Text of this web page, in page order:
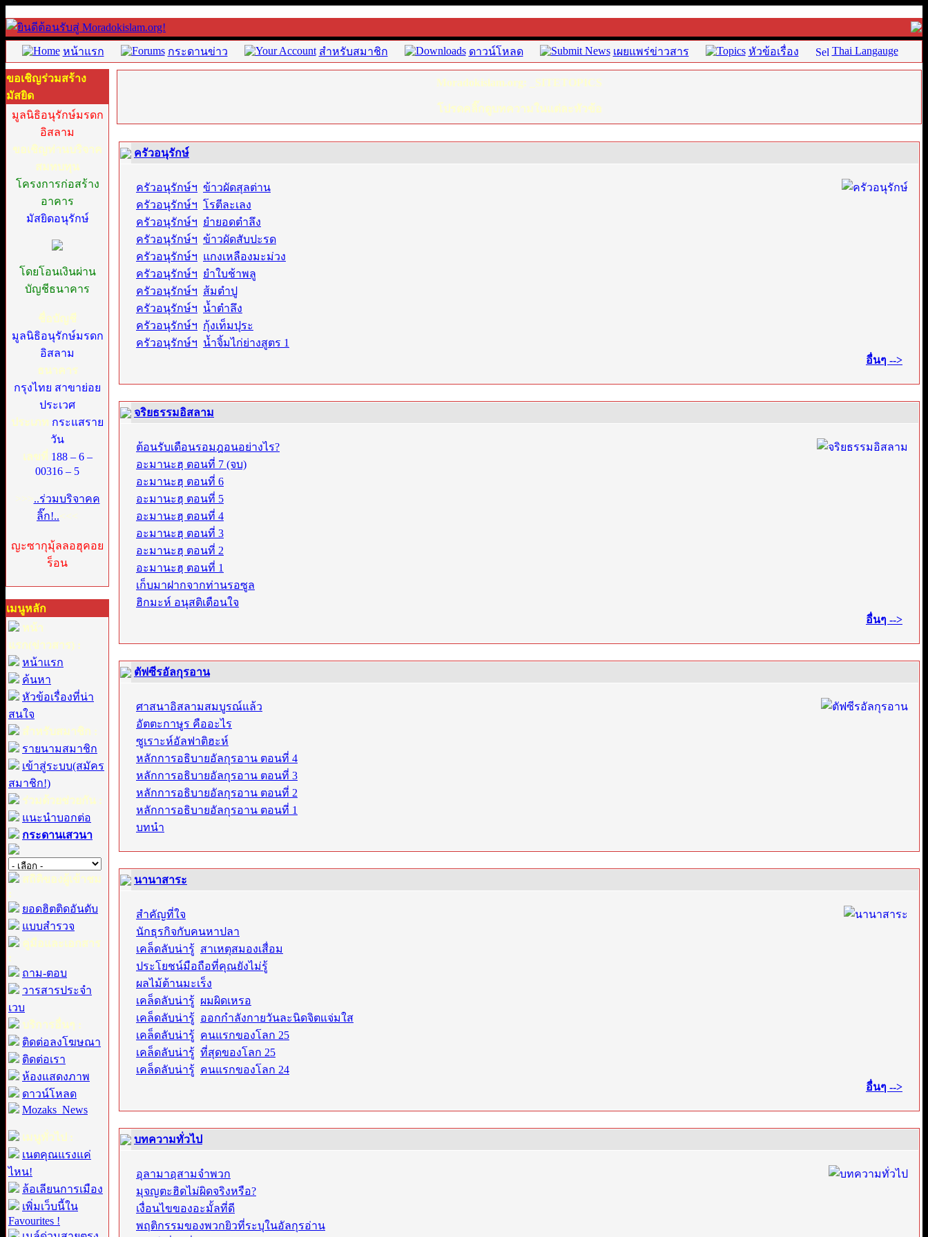
หน้าแรก กระดานข่าว สำหรับสมาชิก ดาวน์โหลด เผยแพร่ข่าวสาร หัวข้อเรื่อง Thai Langauge
ขอเชิญร่วมสร้าง
มัสยิด
มูลนิธิอนุรักษ์มรดก
อิสลาม
ขอเชิญท่านบริจาค
สมทบทุน
โครงการก่อสร้าง
อาคาร
มัสยิดอนุรักษ์
โดยโอนเงินผ่าน
บัญชีธนาคาร
ชื่อบัญชี
มูลนิธิอนุรักษ์มรดก
อิสลาม
ธนาคาร
กรุงไทย สาขาย่อย
ประเวศ
ประเภท กระแสราย
วัน
เลขที่ 188 – 6 –
00316 – 5
>>>..ร่วมบริจาคค
ลิ๊ก!..<<<
ญะซากุมุ้ลลอฮุคอย
ร็อน
เมนูหลัก
หน้า
แรก(ข่าวสาร) :
หน้าแรก
ค้นหา
หัวข้อเรื่องที่น่า
สนใจ
สำหรับสมาชิก :
รายนามสมาชิก
เข้าสู่ระบบ(สมัคร
สมาชิก!)
ร่วมด้วยช่วยกัน :
แนะนำบอกต่อ
กระดานเสวนา
สถิติของผู้เข้าชม
:
ยอดฮิตติดอันดับ
แบบสำรวจ
คู่มือและเอกสาร
:
ถาม-ตอบ
วารสารประจำ
เวบ
บริการอื่นๆ :
ติดต่อลงโฆษณา
ติดต่อเรา
ห้องแสดงภาพ
ดาวน์โหลด
Mozaks_News
เมนูทั่วไป :
เนตคุณแรงแค่
ไหน!
ล้อเลียนการเมือง
เพิ่มเว็บนี้ใน
Favourites !
Moradokislam.org: _SITETOPICS
โปรดคลิ๊กดูบทความในแต่ละหัวข้อ
ครัวอนุรักษ์
ครัวอนุรักษ์ฯ: ข้าวผัดสุลต่าน
ครัวอนุรักษ์ฯ: โรตีละเลง
ครัวอนุรักษ์ฯ: ยำยอดตำลึง
ครัวอนุรักษ์ฯ: ข้าวผัดสับปะรด
ครัวอนุรักษ์ฯ: แกงเหลืองมะม่วง
ครัวอนุรักษ์ฯ: ยำใบช้าพลู
ครัวอนุรักษ์ฯ: ส้มตำปู
ครัวอนุรักษ์ฯ: น้ำตำลึง
ครัวอนุรักษ์ฯ: กุ้งเท็มปุระ
ครัวอนุรักษ์ฯ: น้ำจิ้มไก่ย่างสูตร 1
· อื่นๆ -->
จริยธรรมอิสลาม
ต้อนรับเดือนรอมฎอนอย่างไร?
อะมานะฮฺ ตอนที่ 7 (จบ)
อะมานะฮฺ ตอนที่ 6
อะมานะฮฺ ตอนที่ 5
อะมานะฮฺ ตอนที่ 4
อะมานะฮฺ ตอนที่ 3
อะมานะฮฺ ตอนที่ 2
อะมานะฮฺ ตอนที่ 1
เก็บมาฝากจากท่านรอซูล
ฮิกมะห์ อนุสติเตือนใจ
· อื่นๆ -->
ตัฟซีรอัลกุรอาน
ศาสนาอิสลามสมบูรณ์แล้ว
อัตตะกาษูร คืออะไร
ซูเราะห์อัลฟาติฮะห์
หลักการอธิบายอัลกุรอาน ตอนที่ 4
หลักการอธิบายอัลกุรอาน ตอนที่ 3
หลักการอธิบายอัลกุรอาน ตอนที่ 2
หลักการอธิบายอัลกุรอาน ตอนที่ 1
บทนำ
นานาสาระ
สำคัญที่ใจ
นักธุรกิจกับคนหาปลา
เคล็ดลับน่ารู้: สาเหตุสมองเสื่อม
ประโยชน์มือถือที่คุณยังไม่รู้
ผลไม้ต้านมะเร็ง
เคล็ดลับน่ารู้: ผมผิดเหรอ
เคล็ดลับน่ารู้: ออกกำลังกายวันละนิดจิตแจ่มใส
เคล็ดลับน่ารู้: คนแรกของโลก 25
เคล็ดลับน่ารู้: ที่สุดของโลก 25
เคล็ดลับน่ารู้: คนแรกของโลก 24
· อื่นๆ -->
บทความทั่วไป
อุลามาอฺสามจำพวก
มุจญตะฮิดไม่ผิดจริงหรือ?
เงื่อนไขของอะมั้ลที่ดี
พฤติกรรมของพวกยิวที่ระบุในอัลกุรอ่าน